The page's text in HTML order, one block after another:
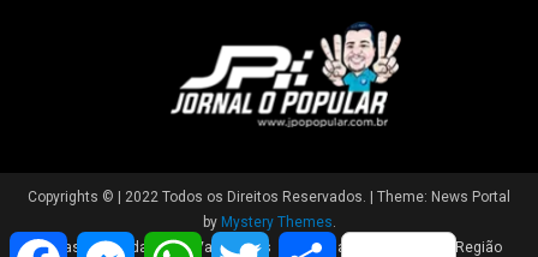
FacebookMessengerWhatsAppTwitter Share